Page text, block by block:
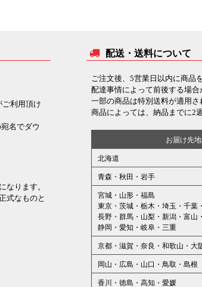
ご利用頂け
名でダウ
なります。
式なものと
配送・送料について
ご注文後、5営業日以内に商品
配達事情によって前後する場
一部の商品は特別送料が適用さ
商品によっては、納品までに2
お届け先
北海道
青森・秋田・岩手
宮城・山形・福島
東京・茨城・栃木・埼玉・千葉
長野・群馬・山梨・新潟・富山
静岡・愛知・岐阜・三重
京都・滋賀・奈良・和歌山・大
岡山・広島・山口・鳥取・島根
香川・徳島・高知・愛媛